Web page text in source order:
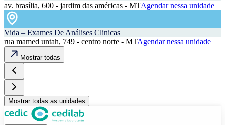
av. brasília, 600 - jardim das américas - MTAgendar nessa unidade
Vida – Exames De Análises Clinicas
rua mamed untah, 749 - centro norte - MTAgendar nessa unidade
Mostrar todas
Mostrar todas as unidades